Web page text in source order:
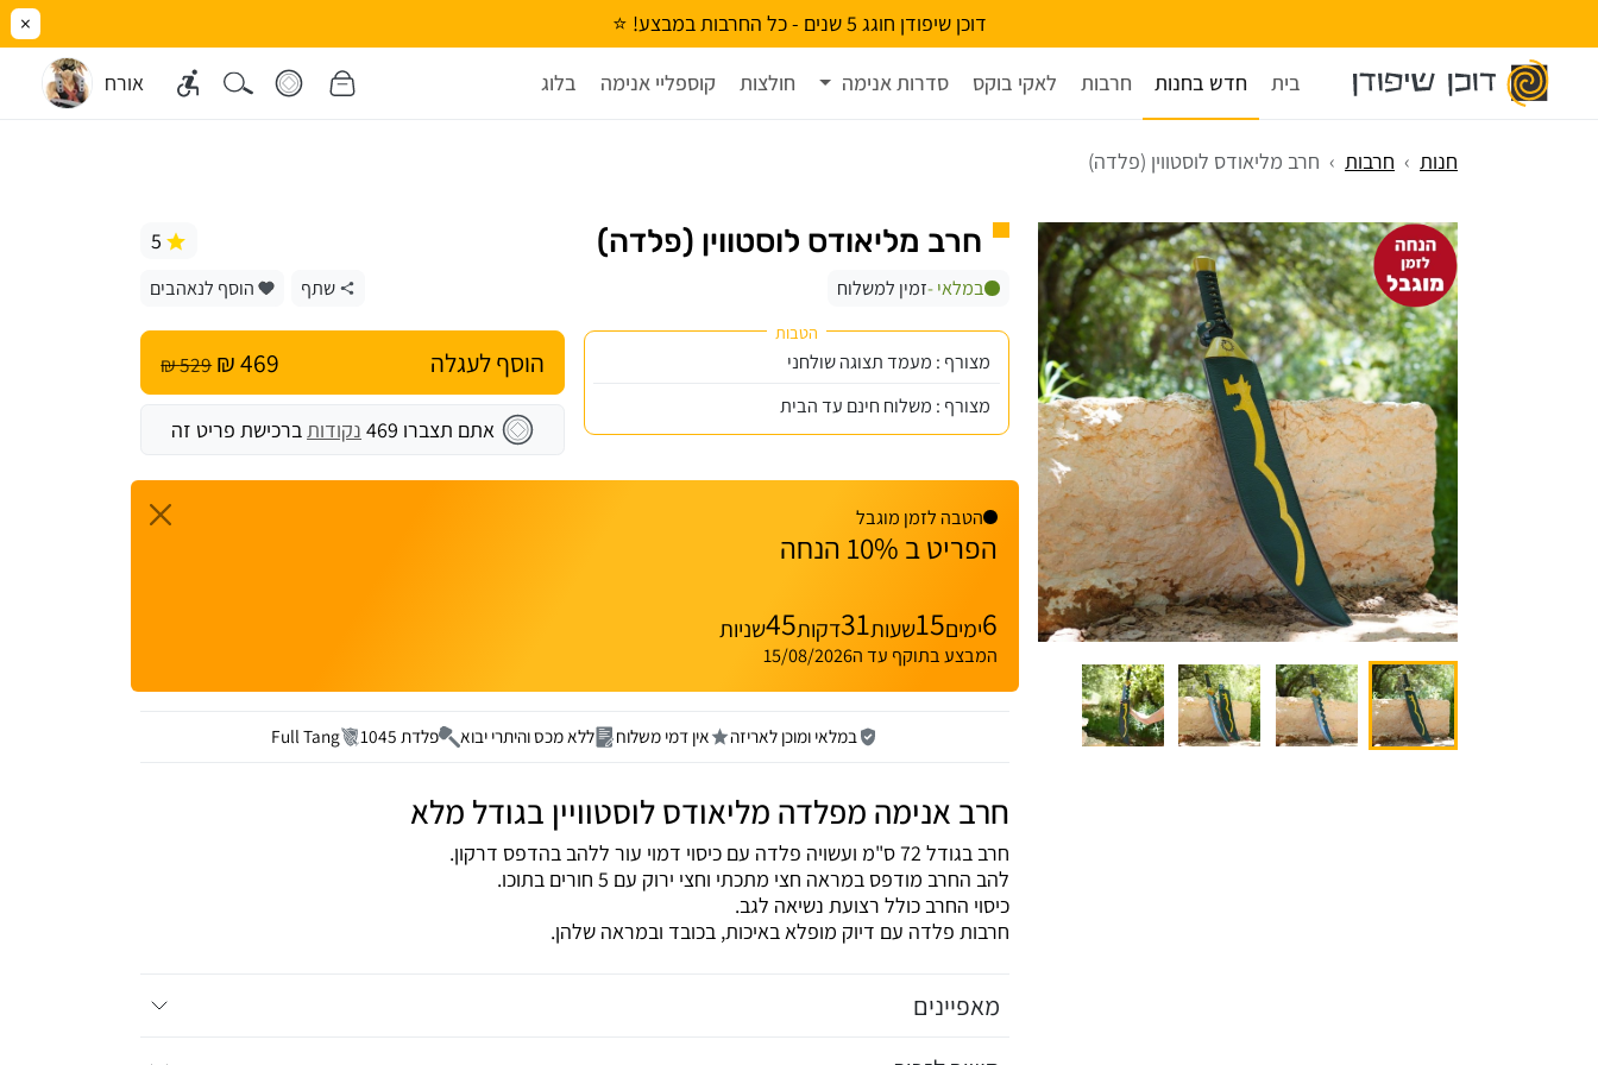
דוכן שיפודן חוגג 5 שנים - כל החרבות במבצע! ⭐ ×
בית חדש בחנות חרבות לאקי בוקס סדרות אנימה חולצות קוספליי אנימה בלוג אורח
חנות חרבות חרב מליאודס לוסטווין (פלדה)
חרב מליאודס לוסטווין (פלדה) 5
במלאי -זמין למשלוח שתף הוסף לנאהבים
הוסף לעגלה 469 ₪
529 ₪
אתם תצברו 469 נקודותברכישת פריט זה
הטבות
מצורף : מעמד תצוגה שולחני
מצורף : משלוח חינם עד הבית
הטבה לזמן מוגבל
הפריט ב 10% הנחה
6ימים15שעות31דקות45שניות
המבצע בתוקף עד ה15/08/2026
במלאי ומוכן לאריזה אין דמי משלוח ללא מכס והיתרי יבוא פלדת 1045 Full Tang
חרב אנימה מפלדה מליאודס לוסטוויין בגודל מלא
חרב בגודל 72 ס"מ ועשויה פלדה עם כיסוי דמוי עור ללהב בהדפס דרקון.
להב החרב מודפס במראה חצי מתכתי וחצי ירוק עם 5 חורים בתוכו.
כיסוי החרב כולל רצועת נשיאה לגב.
חרבות פלדה עם דיוק מופלא באיכות, בכובד ובמראה שלהן.
מאפיינים